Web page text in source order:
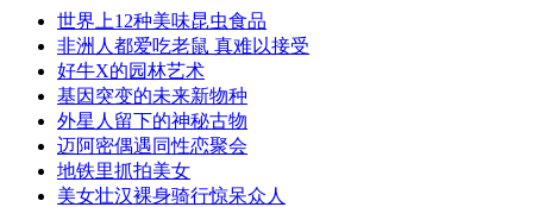
世界上12种美味昆虫食品
非洲人都爱吃老鼠 真难以接受
好牛X的园林艺术
基因突变的未来新物种
外星人留下的神秘古物
迈阿密偶遇同性恋聚会
地铁里抓拍美女
美女壮汉裸身骑行惊呆众人